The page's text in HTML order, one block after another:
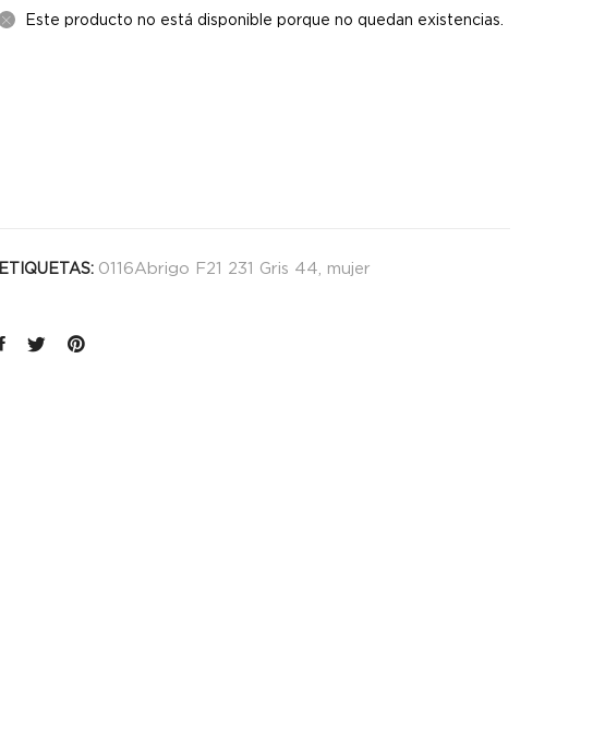
Este producto no está disponible porque no quedan existencias.
ETIQUETAS: 0116Abrigo F21 231 Gris 44 mujer